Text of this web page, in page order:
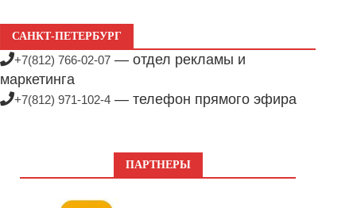
САНКТ-ПЕТЕРБУРГ
+7(812) 766-02-07 — отдел рекламы и
маркетинга
+7(812) 971-102-4 — телефон прямого эфира
ПАРТНЕРЫ